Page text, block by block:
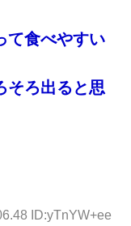
て食べやすい
そろ出ると思
ID:yTnYW+ee